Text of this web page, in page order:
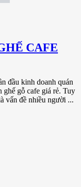
CAFE
đầu kinh doanh quán
ghế gỗ cafe giá rẻ. Tuy
vấn đề nhiều người ...